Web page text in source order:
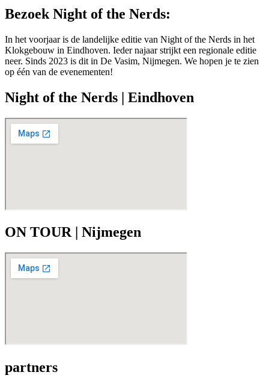
Bezoek Night of the Nerds:
In het voorjaar is de landelijke editie van Night of the Nerds in het
Klokgebouw in Eindhoven. Ieder najaar strijkt een regionale editie
neer. Sinds 2023 is dit in De Vasim, Nijmegen. We hopen je te zien
op één van de evenementen!
Night of the Nerds | Eindhoven
ON TOUR | Nijmegen
partners